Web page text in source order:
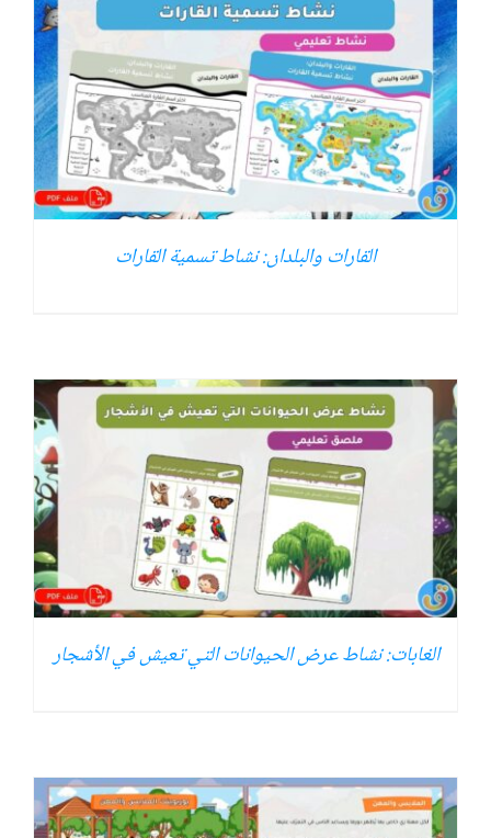
القارات والبلدان: نشاط تسمية القارات
الغابات: نشاط عرض الحيوانات التي تعيش في الأشجار